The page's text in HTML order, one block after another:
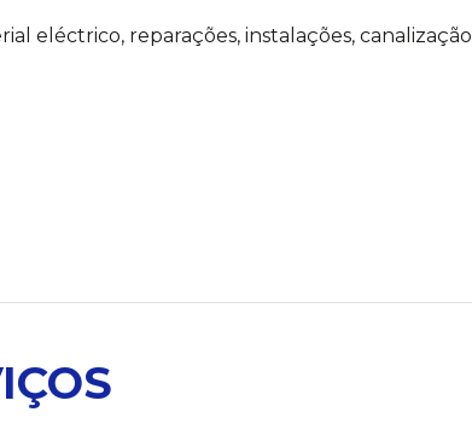
eléctrico, reparações, instalações, canalização